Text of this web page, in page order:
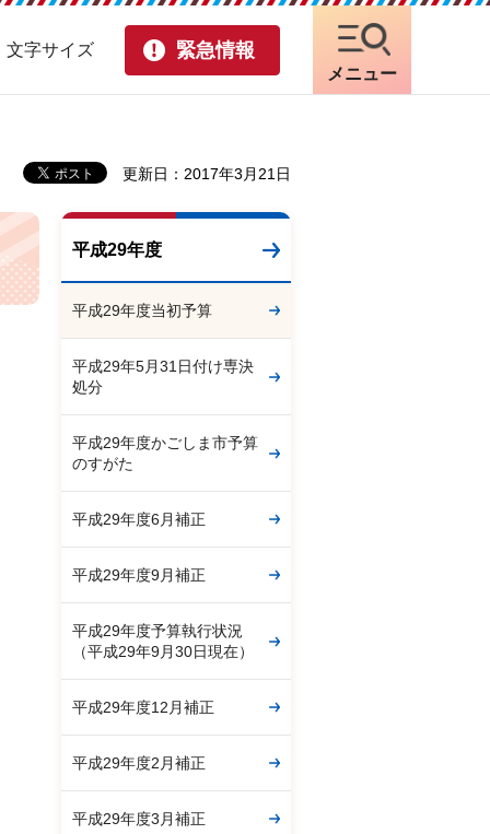
文字サイズ 緊急情報
メニュー
更新日：2017年3月21日
平成29年度
平成29年度当初予算
平成29年5月31日付け専決
処分
平成29年度かごしま市予算
のすがた
平成29年度6月補正
平成29年度9月補正
平成29年度予算執行状況
（平成29年9月30日現在）
平成29年度12月補正
平成29年度2月補正
平成29年度3月補正